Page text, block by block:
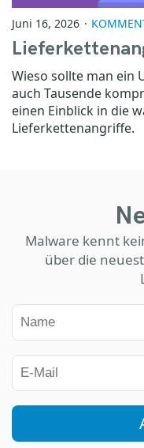
Juni 16, 2026
Wieso sollte man ein
auch Tausende
einen Einblick in die
Lieferkettenangriffe.
Malware kennt
über die